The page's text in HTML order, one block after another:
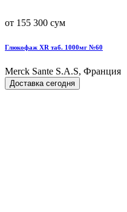
от 155 300 сум
Глюкофаж XR таб. 1000мг №60
Merck Sante S.A.S, Франция
Доставка сегодня